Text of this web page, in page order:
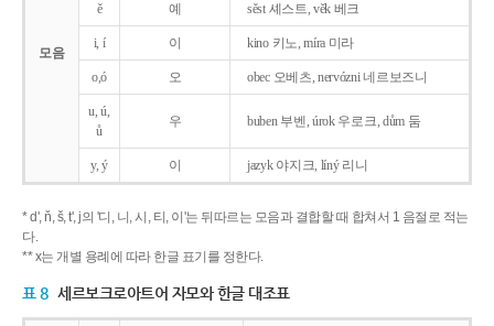
모음
ě 예 sěst 셰스트, věk 베크
i, í 이 kino 키노, míra 미라
o,ó 오 obec 오베츠, nervózni 네르보즈니
u, ú,
ů
우 buben 부벤, úrok 우로크, dům 둠
y, ý 이 jazyk야지크, líný 리니
* d', ň, š, t', j의 '디, 니, 시, 티, 이'는 뒤따르는 모음과 결합할 때 합쳐서 1 음절로 적는
다.
** x는 개별 용례에 따라 한글 표기를 정한다.
표 8 세르보크로아트어 자모와 한글 대조표